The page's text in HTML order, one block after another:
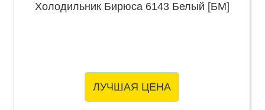
Холодильник Бирюса 6143 Белый [БМ]
ЛУЧШАЯ ЦЕНА